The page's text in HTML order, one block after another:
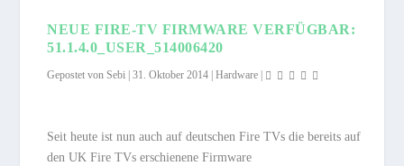
NEUE FIRE-TV FIRMWARE VERFÜGBAR:
51.1.4.0_USER_514006420
Gepostet vonSebi |31. Oktober 2014 |Hardware |
Seit heute ist nun auch auf deutschen Fire TVs die bereits auf
den UK Fire TVs erschienene Firmware